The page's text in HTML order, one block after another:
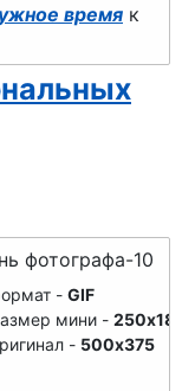
механика
время к
фотографа-10
- GIF
мини - 250x188
- 500x375